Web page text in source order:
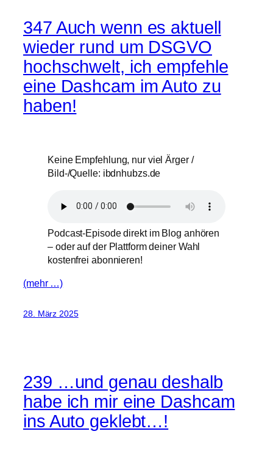
347 Auch wenn es aktuell
wieder rund um DSGVO
hochschwelt, ich empfehle
eine Dashcam im Auto zu
haben!
Keine Empfehlung, nur viel Ärger /
Bild-/Quelle: ibdnhubzs.de
Podcast-Episode direkt im Blog anhören
– oder auf der Plattform deiner Wahl
kostenfrei abonnieren!
(mehr …)
28. März 2025
239 …und genau deshalb
habe ich mir eine Dashcam
ins Auto geklebt…!